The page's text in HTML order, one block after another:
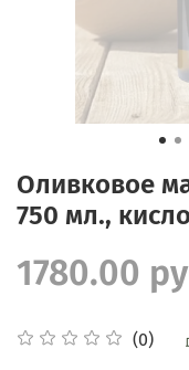
Оливковое
750 мл.,
(0)
1780.00